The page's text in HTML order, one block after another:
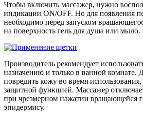
Чтобы включить массажер, нужно
индикации ON/OFF. Но для появления
необходимо перед запуском
на поверхность гель для душа или мыло.
Производитель рекомендует
назначению и только в ванной комнате.
повредить кожу во время
защитной функцией. Массажер
при чрезмерном нажатии вращающейся
эпидермису.